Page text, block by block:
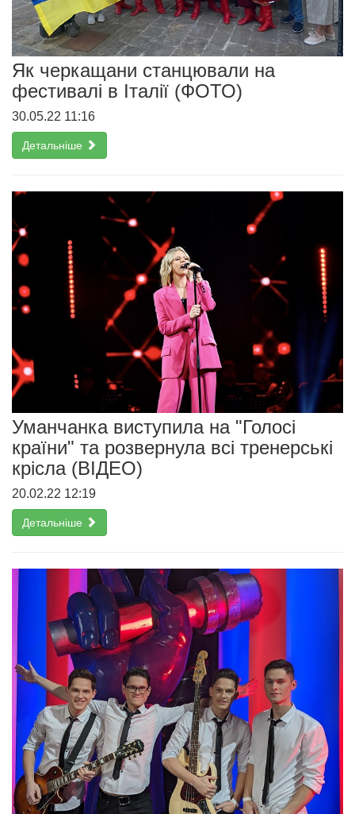
Як черкащани станцювали на
фестивалі в Італії (ФОТО)
30.05.22 11:16
Детальніше
Уманчанка виступила на "Голосі
країни" та розвернула всі тренерські
крісла (ВІДЕО)
20.02.22 12:19
Детальніше